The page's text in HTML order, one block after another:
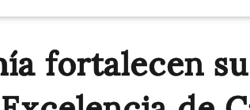
fortalecen su